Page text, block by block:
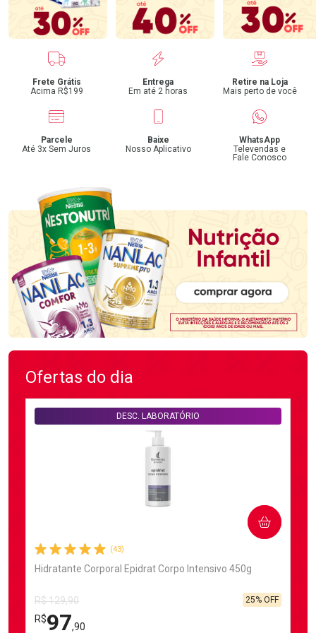
Benefícios
Frete Grátis
Acima R$199
Entrega
Em até 2 horas
Retire na Loja
Mais perto de você
Parcele
Até 3x Sem Juros
Baixe
Nosso Aplicativo
WhatsApp
Televendas e
Fale Conosco
Ofertas do dia
(43)
Hidratante Corporal Epidrat Corpo Intensivo 450g
DESC. LABORATÓRIO
R$ 129,90
R$97,90
25% OFF
COMPRAR